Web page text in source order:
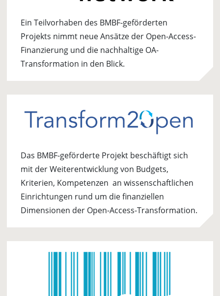
Ein Teilvorhaben des BMBF-geförderten
Projekts nimmt neue Ansätze der Open-Access-
Finanzierung und die nachhaltige OA-
Transformation in den Blick.
Das BMBF-geförderte Projekt beschäftigt sich
mit der Weiterentwicklung von Budgets,
Kriterien, Kompetenzen an wissenschaftlichen
Einrichtungen rund um die finanziellen
Dimensionen der Open-Access-Transformation.